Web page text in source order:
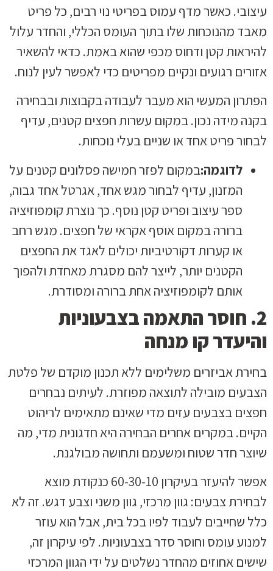
עיצובי. כאשר מדף עמוס בפריטי נוי רבים, כל פריט
מאבד מהנוכחות שלו בתוך העומס הכללי, והחדר עלול
להיראות קטן ודחוס מכפי שהוא באמת. כדאי להשאיר
אזורים רגועים ונקיים מפריטים כדי לאפשר לעין לנוח.
הפתרון המעשי הוא מעבר לעבודה בקבוצות ובבחירה
בקנה מידה נכון. במקום עשרות חפצים קטנים, עדיף
לבחור פריט אחד או שניים בעלי נוכחות.
לדוגמה:במקום לפזר חמישה פסלונים קטנים על
המזנון, עדיף לבחור מגש אחד, אגרטל אחד גבוה,
ספר עיצוב ופריט קטן נוסף. כך נוצרת קומפוזיציה
ברורה במקום אוסף אקראי של חפצים. מגש רחב
או קערות דקורטיביות יכולים לאגד את החפצים
הקטנים יותר, לייצר להם מסגרת מאחדת ולהפוך
אותם לקומפוזיציה אחת ברורה ומסודרת.
2. חוסר התאמה בצבעוניות
והיעדר קו מנחה
בחירת אביזרים משלימים ללא תכנון מוקדם של פלטת
הצבעים מובילה לתוצאה מפוזרת. לעיתים נבחרים
חפצים בצבעים עזים מדי שאינם מתאימים לריהוט
הקיים. במקרים אחרים הבחירה היא חדגונית מדי, מה
שיוצר חדר שטוח ומשעמם ותחושה מבולגנת.
אפשר להיעזר בעיקרון 60-30-10 כנקודת מוצא
לבחירת צבעים: גוון מרכזי, גוון משני וצבע דגש. זה לא
כלל שחייבים לעבוד לפיו בכל בית, אבל הוא עוזר
למנוע עומס וחוסר סדר בצבעוניות. לפי עיקרון זה,
שישים אחוזים מהחדר נשלטים על ידי הגוון המרכזי